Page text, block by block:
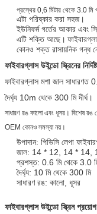
প্রস্থের 0,6 মিটার থেকে 3.0 মি
এটা পরিষ্কার করা সহজ।
ইউনিফর্ম গর্তের আকার এবং
এটি শক্তি আছে।
কোনও শক্ত রাসায়নিক গন্ধ
ফাইবারগ্লাস উইন্ডো স্ক্রিনের
ফাইবারগ্লাস মশা জাল সাধারণত
দৈর্ঘ্য 10m থেকে 300 মি দীর্ঘ।
সাধারণ রঙ কালো এবং ধূসর। বিশেষ
OEM কোনও সমস্যা নয়।
উপাদান: পিভিসি লেপা
জাল: 14 * 12, 14 * 14,
প্রশস্ত: 0.6 মি থেকে 3.0
দৈর্ঘ্য: 10 মি থেকে 300 মি
সাধারণ রঙ: কালো, ধূসর
ফাইবারগ্লাস উইন্ডো স্ক্রিন প্রয়োগ